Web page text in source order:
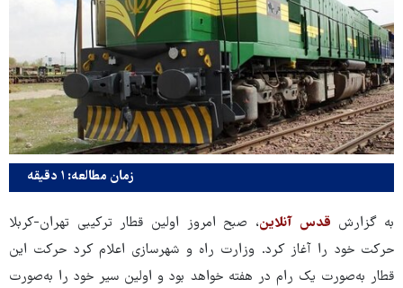
زمان مطالعه: ۱ دقیقه
به گزارش قدس آنلاین، صبح امروز اولین قطار ترکیبی تهران-کربلا
حرکت خود را آغاز کرد. وزارت راه و شهرسازی اعلام کرد حرکت این
قطار به‌صورت یک رام در هفته خواهد بود و اولین سیر خود را به‌صورت